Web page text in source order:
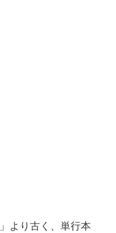
」より古く、単行本